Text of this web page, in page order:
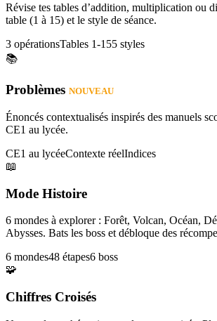
Révise tes tables d’addition, multiplication ou
table (1 à 15) et le style de séance.
3 opérationsTables 1-155 styles
📚
Problèmes NOUVEAU
Énoncés contextualisés inspirés des manuels
CE1 au lycée.
CE1 au lycéeContexte réelIndices
📖
Mode Histoire
6 mondes à explorer : Forêt, Volcan, Océan,
Abysses. Bats les boss et débloque des
6 mondes48 étapes6 boss
🧩
Chiffres Croisés